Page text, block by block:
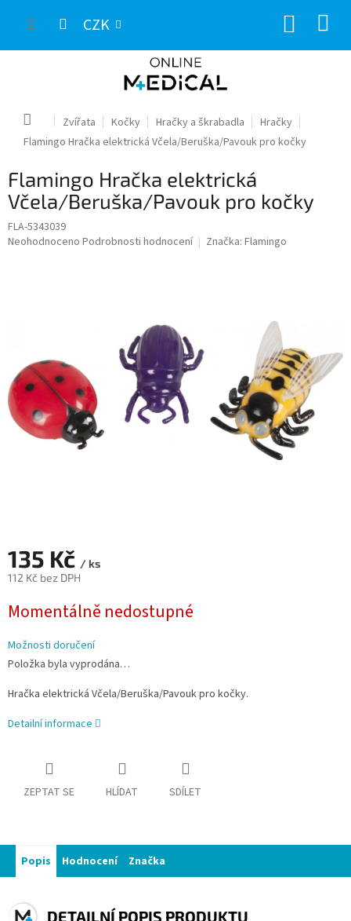
CZK
Domů Zvířata Kočky Hračky a škrabadla
Hračky
Flamingo Hračka elektrická Včela/Beruška/Pavouk pro kočky
Flamingo Hračka elektrická
Včela/Beruška/Pavouk pro kočky
FLA-5343039
Průměrné
Neohodnoceno Podrobnosti hodnocení Značka: Flamingo
135 Kč / ks
112 Kč bez DPH
cena:
Momentálně nedostupné
Možnosti doručení
Položka byla vyprodána…
Hračka elektrická Včela/Beruška/Pavouk pro kočky.
Detailní informace
ZEPTAT SE HLÍDAT SDÍLET
Popis Hodnocení Značka
DETAILNÍ POPIS PRODUKTU